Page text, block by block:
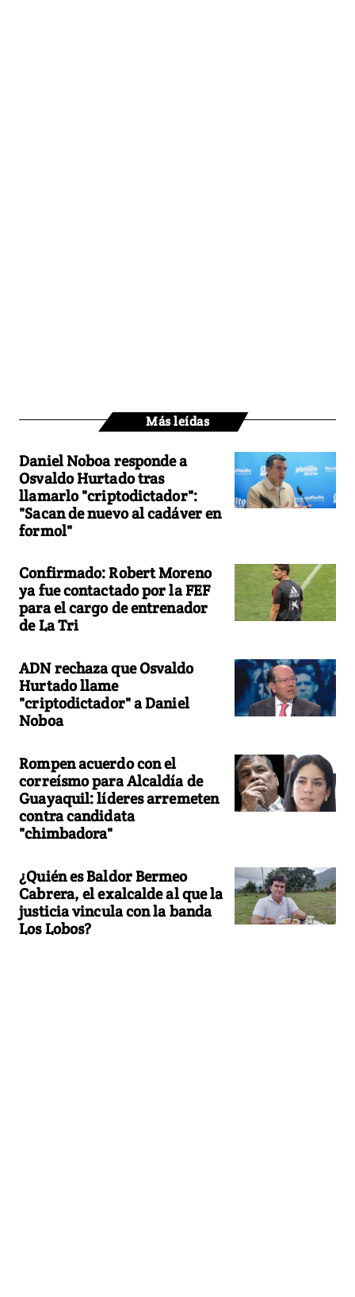
Más leídas
Daniel Noboa responde a
Osvaldo Hurtado tras
llamarlo "criptodictador":
"Sacan de nuevo al cadáver en
formol"
Confirmado: Robert Moreno
ya fue contactado por la FEF
para el cargo de entrenador
de La Tri
ADN rechaza que Osvaldo
Hurtado llame
"criptodictador" a Daniel
Noboa
Rompen acuerdo con el
correísmo para Alcaldía de
Guayaquil: líderes arremeten
contra candidata
"chimbadora"
¿Quién es Baldor Bermeo
Cabrera, el exalcalde al que la
justicia vincula con la banda
Los Lobos?